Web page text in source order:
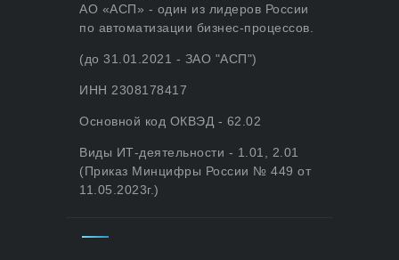
АО «АСП» - один из лидеров России
по автоматизации бизнес-процессов.
(до 31.01.2021 - ЗАО "АСП")
ИНН 2308178417
Основной код ОКВЭД - 62.02
Виды ИТ-деятельности - 1.01, 2.01
(Приказ Минцифры России № 449 от
11.05.2023г.)